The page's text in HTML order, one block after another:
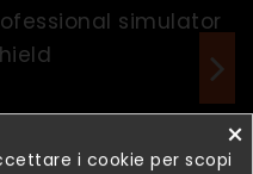
×
i cookie per scopi